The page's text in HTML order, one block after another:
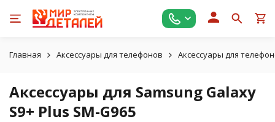
Главная Аксессуары для телефонов Аксессуары для
Аксессуары для Samsung Galaxy
S9+ Plus SM-G965